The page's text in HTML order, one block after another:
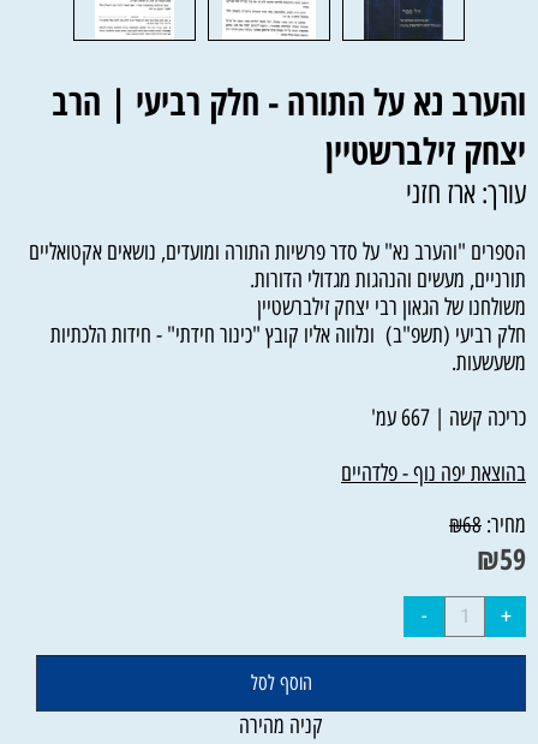
והערב נא על התורה - חלק רביעי | הרב
יצחק זילברשטיין
עורך: ארז חזני
הספרים "והערב נא" על סדר פרשיות התורה ומועדים, נושאים אקטואליים
תורניים, מעשים והנהגות מגדולי הדורות.
משולחנו של הגאון רבי יצחק זילברשטיין
חלק רביעי (תשפ"ב) ונלווה אליו קובץ "כינור חידתי" - חידות הלכתיות
משעשעות.
כריכה קשה | 667 עמ'
בהוצאת יפה נוף - פלדהיים
מחיר:
₪68
₪59
הוסף לסל
קניה מהירה